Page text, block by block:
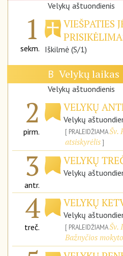
Velykų aštuondienis
1
sekm.
VIEŠPATIES
Iškilmė (S/1)
B Velykų laikas
Velykų aštuondienis
2
pirm.
VELYKŲ
Velykų
PRALEIDŽIAMAŠv.
atsiskyrėlis
3
antr.
VELYKŲ
Velykų
4
treč.
VELYKŲ
Velykų
PRALEIDŽIAMAŠv.
Bažnyčios